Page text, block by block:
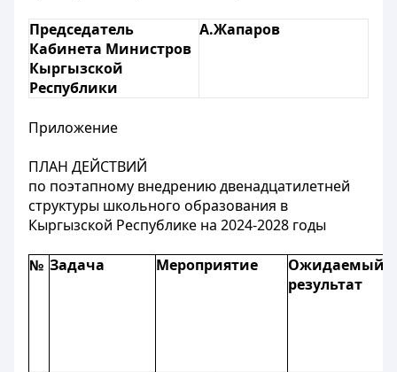
Председатель
Кабинета Министров
Кыргызской
Республики
А.Жапаров
Приложение
ПЛАН ДЕЙСТВИЙ
по поэтапному внедрению двенадцатилетней
структуры школьного образования в
Кыргызской Республике на 2024-2028 годы
№ Задача Мероприятие
Ожидаемый
результат